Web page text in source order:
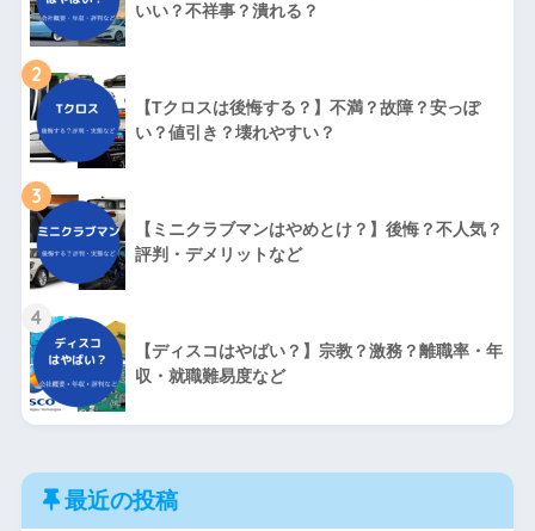
いい？不祥事？潰れる？
2
【Tクロスは後悔する？】不満？故障？安っぽ
い？値引き？壊れやすい？
3
【ミニクラブマンはやめとけ？】後悔？不人気？
評判・デメリットなど
4
【ディスコはやばい？】宗教？激務？離職率・年
収・就職難易度など
最近の投稿